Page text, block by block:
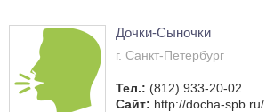
Дочки-Сыночки
г. Санкт-Петербург
Тел.: (812) 933-20-02
Сайт: http://docha-spb.ru/